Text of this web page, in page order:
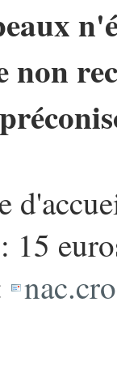
non
15